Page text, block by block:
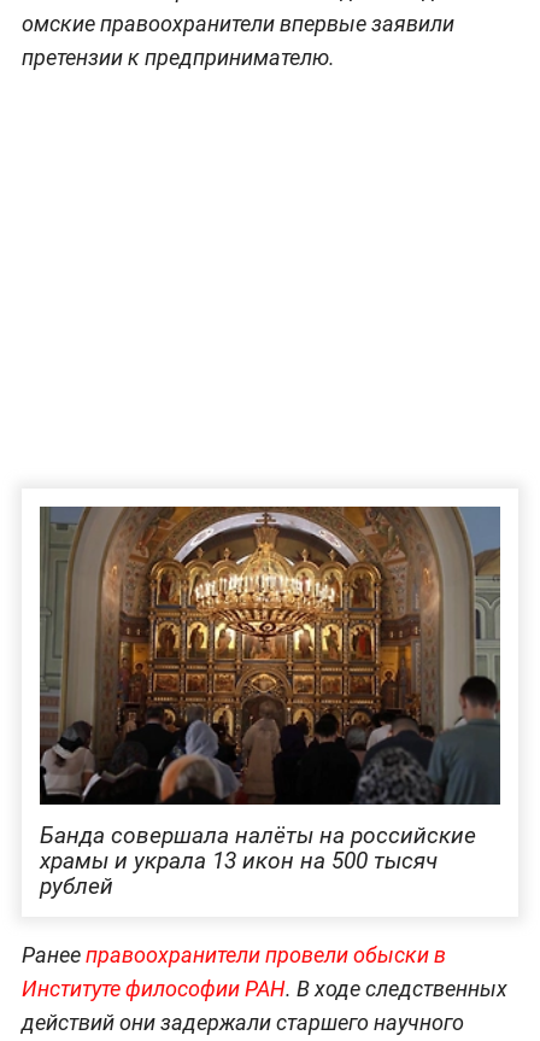
омские правоохранители впервые заявили
претензии к предпринимателю.
Банда совершала налёты на российские
храмы и украла 13 икон на 500 тысяч
рублей
Ранееправоохранители провели обыски в
Институте философии РАН. В ходе следственных
действий они задержали старшего научного